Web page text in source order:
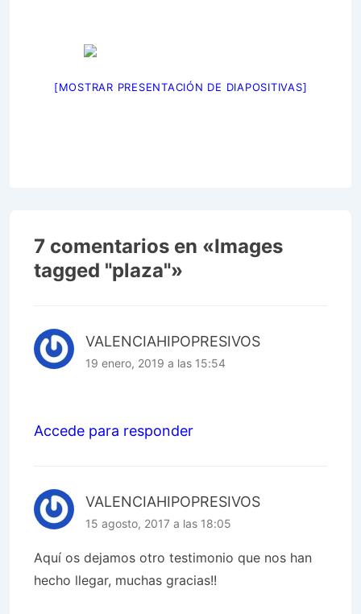
[MOSTRAR PRESENTACIÓN DE DIAPOSITIVAS]
7 comentarios en «Images
tagged "plaza"»
VALENCIAHIPOPRESIVOS
19 enero, 2019 a las 15:54
Accede para responder
VALENCIAHIPOPRESIVOS
15 agosto, 2017 a las 18:05
Aquí os dejamos otro testimonio que nos han
hecho llegar, muchas gracias!!